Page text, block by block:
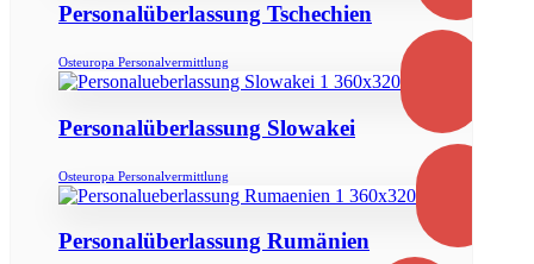
Personalüberlassung Tschechien
Osteuropa Personalvermittlung
Personalüberlassung Slowakei
Osteuropa Personalvermittlung
Personalüberlassung Rumänien